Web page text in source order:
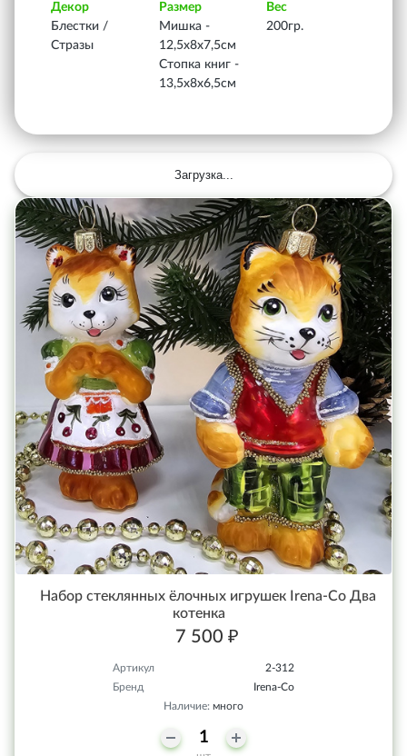
Декор
Блестки /
Стразы
Размер
Мишка -
12,5х8х7,5см
Стопка книг -
13,5х8х6,5см
Вес
200гр.
Загрузка...
Набор стеклянных ёлочных игрушек Irena-Co Два
котенка
7 500 ₽
Артикул
2-312
Бренд
Irena-Co
Наличие: много